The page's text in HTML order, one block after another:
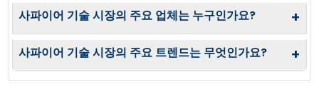
사파이어 기술 시장의 주요 업체는 누구인가요? +
사파이어 기술 시장의 주요 트렌드는 무엇인가요? +